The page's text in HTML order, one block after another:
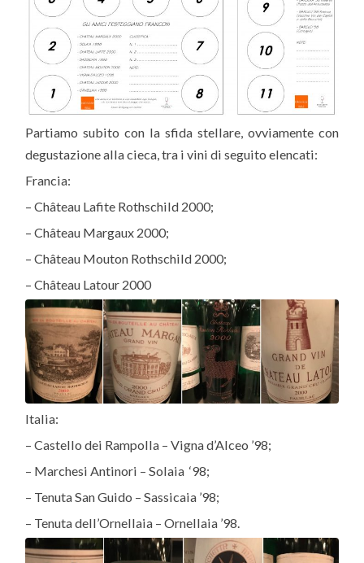
Partiamo subito con la sfida stellare, ovviamente con
degustazione alla cieca, tra i vini di seguito elencati:
Francia:
– Château Lafite Rothschild 2000;
– Château Margaux 2000;
– Château Mouton Rothschild 2000;
– Château Latour 2000
Italia:
– Castello dei Rampolla – Vigna d’Alceo ’98;
– Marchesi Antinori – Solaia ‘98;
– Tenuta San Guido – Sassicaia ’98;
– Tenuta dell’Ornellaia – Ornellaia ’98.